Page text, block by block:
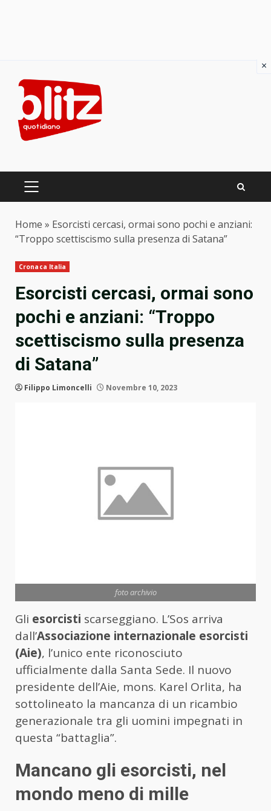
content
PRIMARY
Home » Esorcisti cercasi, ormai sono pochi e anziani:
“Troppo scettiscismo sulla presenza di Satana”
Cronaca Italia
Esorcisti cercasi, ormai sono
pochi e anziani: “Troppo
scettiscismo sulla presenza
di Satana”
Filippo Limoncelli Novembre 10, 2023
foto archivio
Gli esorcisti scarseggiano. L’Sos arriva
dall’Associazione internazionale esorcisti
(Aie), l’unico ente riconosciuto
ufficialmente dalla Santa Sede. Il nuovo
presidente dell’Aie, mons. Karel Orlita, ha
sottolineato la mancanza di un ricambio
generazionale tra gli uomini impegnati in
questa “battaglia”.
Mancano gli esorcisti, nel
mondo meno di mille
×